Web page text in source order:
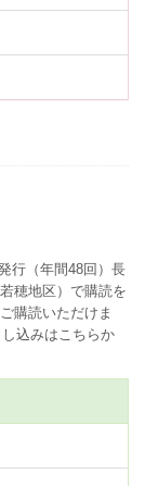
行（年間48回）長
穂地区）で購読を
購読いただけま
込みはこちらか